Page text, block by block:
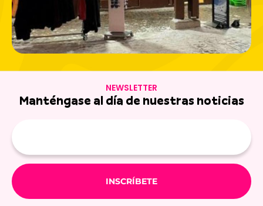
NEWSLETTER
Manténgase al día de nuestras noticias